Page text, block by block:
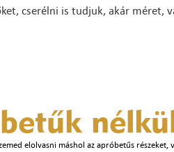
cserélni is tudjuk, akár méret,
elolvasni máshol az apróbetűs részeket,